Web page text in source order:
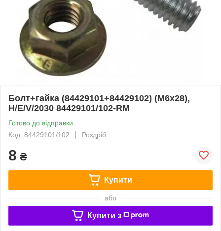
Болт+гайка (84429101+84429102) (М6х28),
H/E/V/2030 84429101/102-RM
Готово до відправки
Код: 84429101/102
Роздріб
8 ₴
Купити
або
Купити з